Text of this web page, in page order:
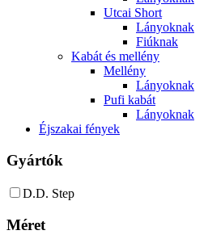
Utcai Short
Lányoknak
Fiúknak
Kabát és mellény
Mellény
Lányoknak
Pufi kabát
Lányoknak
Éjszakai fények
Gyártók
D.D. Step
Méret